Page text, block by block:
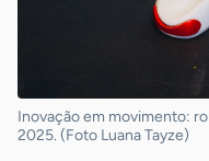
Inovação em movimento:
2025. (Foto Luana Tayze)